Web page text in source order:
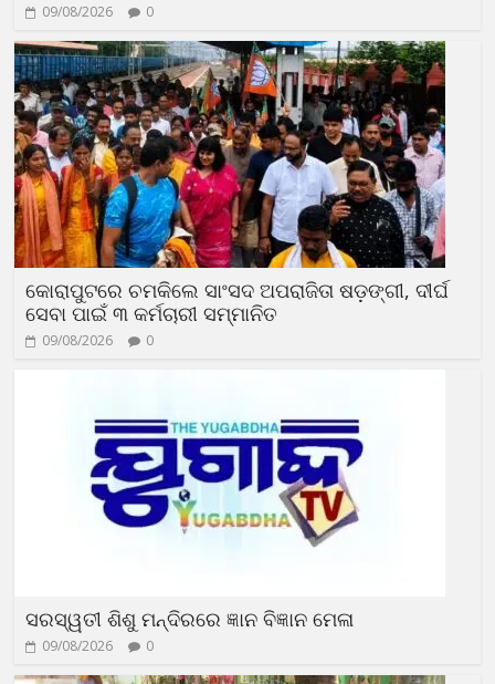
09/08/2026 0
କୋରାପୁଟରେ ଚମକିଲେ ସାଂସଦ ଅପରାଜିତା ଷଡ଼ଙ୍ଗୀ, ଦୀର୍ଘ
ସେବା ପାଇଁ ୩ କର୍ମଚାରୀ ସମ୍ମାନିତ
09/08/2026 0
ସରସ୍ୱତୀ ଶିଶୁ ମନ୍ଦିରରେ ଜ୍ଞାନ ବିଜ୍ଞାନ ମେଳା
09/08/2026 0